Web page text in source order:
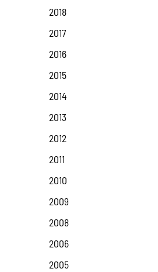
2018
2017
2016
2015
2014
2013
2012
2011
2010
2009
2008
2006
2005